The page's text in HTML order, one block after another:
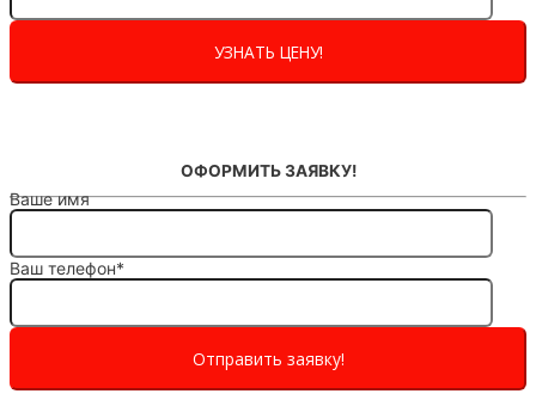
ОФОРМИТЬ ЗАЯВКУ!
Ваше имя
Ваш телефон*